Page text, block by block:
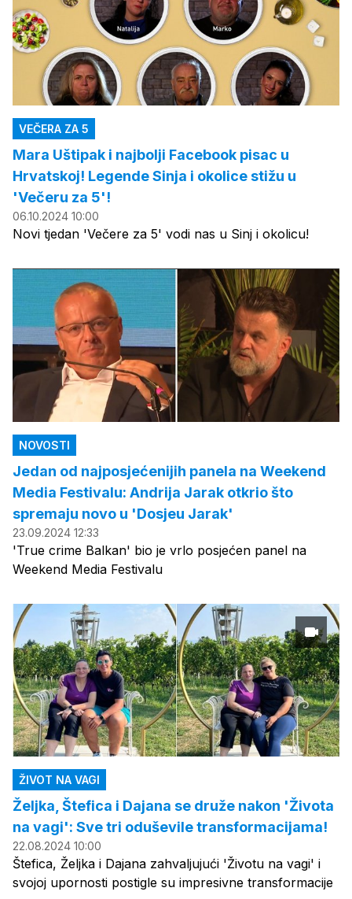
VEČERA ZA 5
Mara Uštipak i najbolji Facebook pisac u
Hrvatskoj! Legende Sinja i okolice stižu u
'Večeru za 5'!
06.10.2024 10:00
Novi tjedan 'Večere za 5' vodi nas u Sinj i okolicu!
NOVOSTI
Jedan od najposjećenijih panela na Weekend
Media Festivalu: Andrija Jarak otkrio što
spremaju novo u 'Dosjeu Jarak'
23.09.2024 12:33
'True crime Balkan' bio je vrlo posjećen panel na
Weekend Media Festivalu
ŽIVOT NA VAGI
Željka, Štefica i Dajana se druže nakon 'Života
na vagi': Sve tri oduševile transformacijama!
22.08.2024 10:00
Štefica, Željka i Dajana zahvaljujući 'Životu na vagi' i
svojoj upornosti postigle su impresivne transformacije